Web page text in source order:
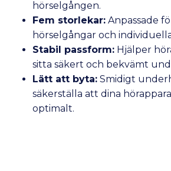
hörselgången.
Fem storlekar: Anpassade
hörselgångar och
Stabil passform: Hjälper
sitta säkert och bekvämt
Lätt att byta: Smidigt
säkerställa att dina
optimalt.